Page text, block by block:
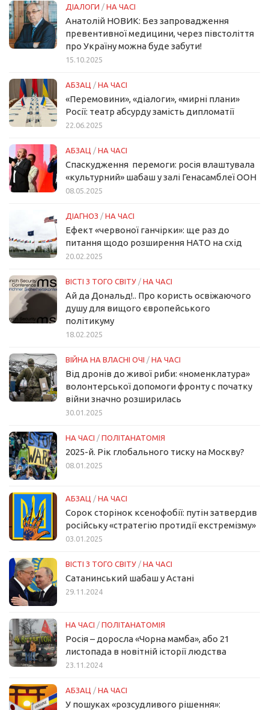
ДІАЛОГИ / НА ЧАСІ
Анатолій НОВИК: Без запровадження
превентивної медицини, через півстоліття
про Україну можна буде забути!
15.10.2025
АБЗАЦ / НА ЧАСІ
«Перемовини», «діалоги», «мирні плани»
Росії: театр абсурду замість дипломатії
22.06.2025
АБЗАЦ / НА ЧАСІ
Спаскудження перемоги: росія влаштувала
«культурний» шабаш у залі Генасамблеї ООН
08.05.2025
ДІАГНОЗ / НА ЧАСІ
Ефект «червоної ганчірки»: ще раз до
питання щодо розширення НАТО на схід
20.02.2025
ВІСТІ З ТОГО СВІТУ / НА ЧАСІ
Ай да Дональд!.. Про користь освіжаючого
душу для вищого європейського
політикуму
18.02.2025
ВІЙНА НА ВЛАСНІ ОЧІ / НА ЧАСІ
Від дронів до живої риби: «номенклатура»
волонтерської допомоги фронту с початку
війни значно розширилась
30.01.2025
НА ЧАСІ / ПОЛІТАНАТОМІЯ
2025-й. Рік глобального тиску на Москву?
08.01.2025
АБЗАЦ / НА ЧАСІ
Сорок сторінок ксенофобії: путін затвердив
російську «стратегію протидії екстремізму»
03.01.2025
ВІСТІ З ТОГО СВІТУ / НА ЧАСІ
Сатанинський шабаш у Астані
29.11.2024
НА ЧАСІ / ПОЛІТАНАТОМІЯ
Росія – доросла «Чорна мамба», або 21
листопада в новітній історії людства
23.11.2024
АБЗАЦ / НА ЧАСІ
У пошуках «розсудливого рішення»: